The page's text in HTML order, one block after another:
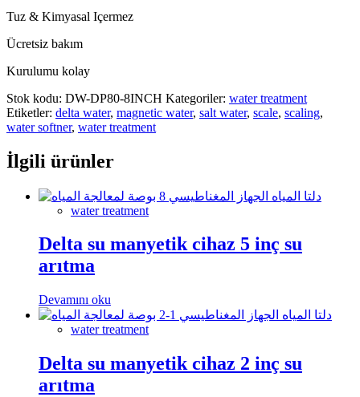
Tuz & Kimyasal Içermez
Ücretsiz bakım
Kurulumu kolay
Stok kodu: DW-DP80-8INCH Kategoriler: water treatment
Etiketler: delta water, magnetic water, salt water, scale, scaling,
water softner, water treatment
İlgili ürünler
water treatment
Delta su manyetik cihaz 5 inç su
arıtma
Devamını oku
water treatment
Delta su manyetik cihaz 2 inç su
arıtma